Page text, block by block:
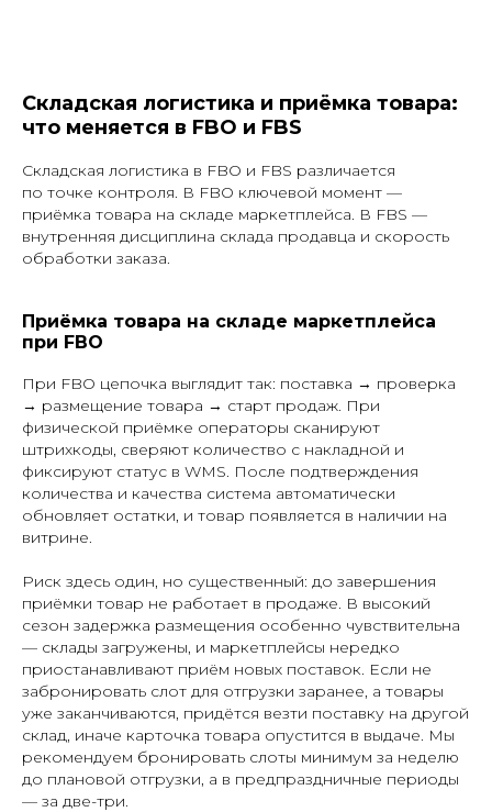
Складская логистика и приёмка товара:
что меняется в FBO и FBS
Складская логистика в FBO и FBS различается
по точке контроля. В FBO ключевой момент —
приёмка товара на складе маркетплейса. В FBS —
внутренняя дисциплина склада продавца и скорость
обработки заказа.
Приёмка товара на складе маркетплейса
при FBO
При FBO цепочка выглядит так: поставка → проверка
→ размещение товара → старт продаж. При
физической приёмке операторы сканируют
штрихкоды, сверяют количество с накладной и
фиксируют статус в WMS. После подтверждения
количества и качества система автоматически
обновляет остатки, и товар появляется в наличии на
витрине.
Риск здесь один, но существенный: до завершения
приёмки товар не работает в продаже. В высокий
сезон задержка размещения особенно чувствительна
— склады загружены, и маркетплейсы нередко
приостанавливают приём новых поставок. Если не
забронировать слот для отгрузки заранее, а товары
уже заканчиваются, придётся везти поставку на другой
склад, иначе карточка товара опустится в выдаче. Мы
рекомендуем бронировать слоты минимум за неделю
до плановой отгрузки, а в предпраздничные периоды
— за две-три.